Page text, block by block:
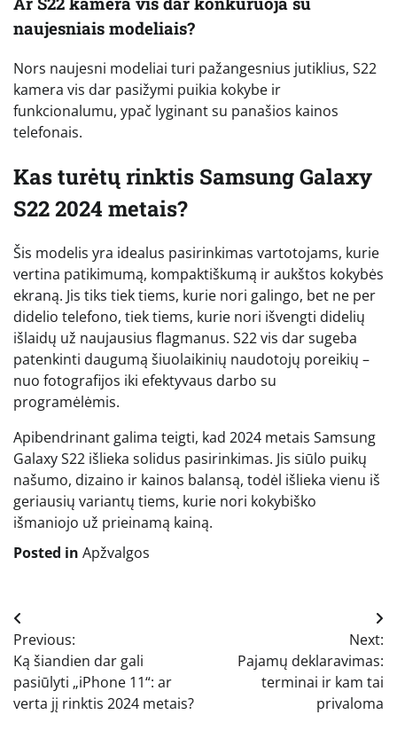
naujesniais modeliais?
Nors naujesni modeliai turi pažangesnius jutiklius, S22
kamera vis dar pasižymi puikia kokybe ir
funkcionalumu, ypač lyginant su panašios kainos
telefonais.
Kas turėtų rinktis Samsung Galaxy
S22 2024 metais?
Šis modelis yra idealus pasirinkimas vartotojams, kurie
vertina patikimumą, kompaktiškumą ir aukštos kokybės
ekraną. Jis tiks tiek tiems, kurie nori galingo, bet ne per
didelio telefono, tiek tiems, kurie nori išvengti didelių
išlaidų už naujausius flagmanus. S22 vis dar sugeba
patenkinti daugumą šiuolaikinių naudotojų poreikių –
nuo fotografijos iki efektyvaus darbo su
programėlėmis.
Apibendrinant galima teigti, kad 2024 metais Samsung
Galaxy S22 išlieka solidus pasirinkimas. Jis siūlo puikų
našumo, dizaino ir kainos balansą, todėl išlieka vienu iš
geriausių variantų tiems, kurie nori kokybiško
išmaniojo už prieinamą kainą.
Posted in Apžvalgos
Navigacija
tarp
įrašų
Previous:
Ką šiandien dar gali
pasiūlyti „iPhone 11“: ar
verta jį rinktis 2024 metais?
Next:
Pajamų deklaravimas:
terminai ir kam tai
privaloma